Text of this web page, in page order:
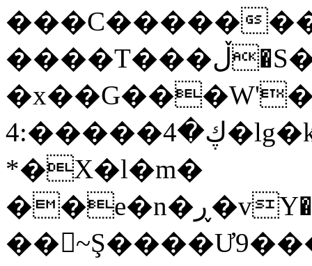
���C�����
����T���ڵ�S��� N/
�x��
ڮ�4�����:4�lg�ks�e�>�C|
*�X�l�m�